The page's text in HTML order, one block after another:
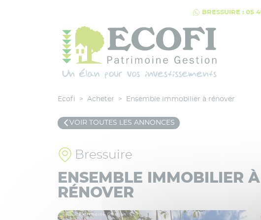
BRESSUIRE : 05
Qui sommes-nous
Services immobiliers
Conseil Patrimonial
Ecofi > Acheter > Ensemble immobilier à rénover
VOIR TOUTES LES ANNONCES
ENSEMBLE IMMOBILIER À
RÉNOVER
Bressuire